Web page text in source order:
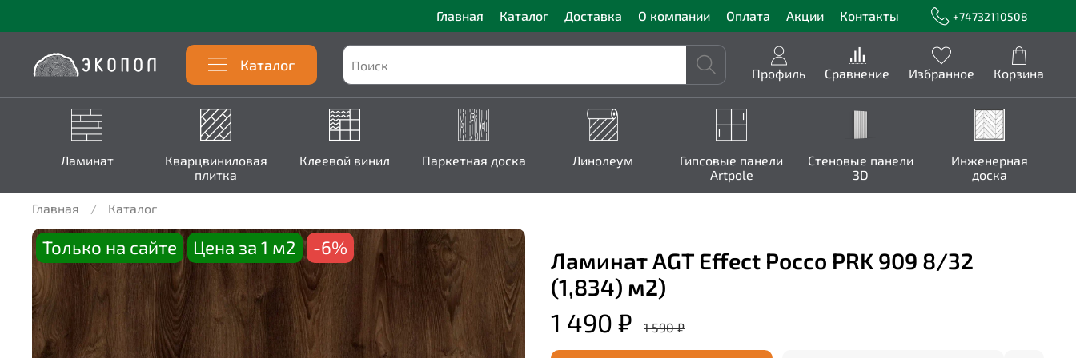
Главная Каталог Доставка О компании Оплата Акции Контакты +74732110508
Каталог Профиль Сравнение Избранное Корзина
Ламинат
Кварцвиниловая
плитка
Клеевой винил Паркетная доска Линолеум
Гипсовые панели
Artpole
Стеновые панели
3D
Инженерная
доска
Главная Каталог
Только на сайте Цена за 1 м2 -6%
Ламинат AGT Effect Россо PRK 909 8/32
(1,834) м2)
1 490 ₽ 1 590 ₽